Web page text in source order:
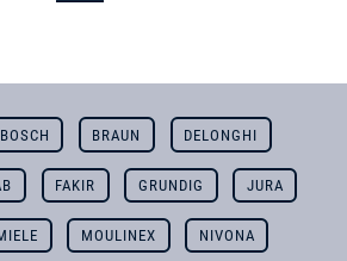
BOSCH BRAUN DELONGHI
FAKIR GRUNDIG JURA
MOULINEX NIVONA